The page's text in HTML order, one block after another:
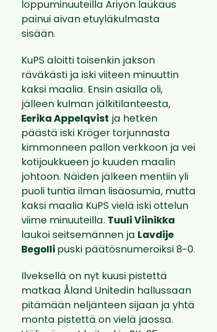
loppuminuuteilla Ariyon laukaus
painui aivan etuyläkulmasta
sisään.
KuPS aloitti toisenkin jakson
räväkästi ja iski viiteen minuuttin
kaksi maalia. Ensin asialla oli,
jälleen kulman jälkitilanteesta,
Eerika Appelqvist ja hetken
päästä iski Kröger torjunnasta
kimmonneen pallon verkkoon ja vei
kotijoukkueen jo kuuden maalin
johtoon. Näiden jälkeen mentiin yli
puoli tuntia ilman lisäosumia, mutta
kaksi maalia KuPS vielä iski ottelun
viime minuuteilla. Tuuli Viinikka
laukoi seitsemännen ja Lavdije
Begolli puski päätösnumeroiksi 8-0.
Ilveksellä on nyt kuusi pistettä
matkaa Åland Unitedin hallussaan
pitämään neljänteen sijaan ja yhtä
monta pistettä on vielä jaossa.